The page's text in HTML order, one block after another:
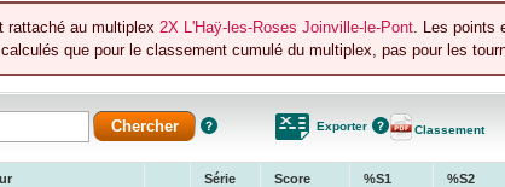
rattaché au multiplex 2X L'Haÿ-les-Roses Joinville-le-Pont. Les points
que pour le classement cumulé du multiplex, pas pour les
Exporter Classement
Série Score %S1 %S2